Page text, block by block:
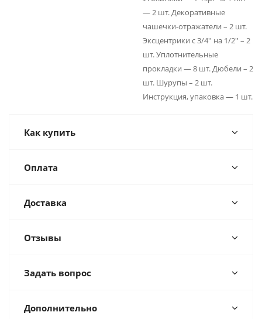
— 2 шт. Декоративные
чашечки-отражатели – 2 шт.
Эксцентрики с 3/4'' на 1/2'' – 2
шт. Уплотнительные
прокладки — 8 шт. Дюбели – 2
шт. Шурупы – 2 шт.
Инструкция, упаковка — 1 шт.
Как купить
Оплата
Доставка
Отзывы
Задать вопрос
Дополнительно